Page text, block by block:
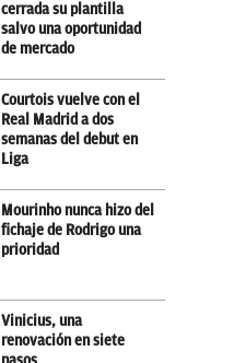
cerrada su plantilla
salvo una oportunidad
de mercado
Courtois vuelve con el
Real Madrid a dos
semanas del debut en
Liga
Mourinho nunca hizo del
fichaje de Rodrigo una
prioridad
Vinicius, una
renovación en siete